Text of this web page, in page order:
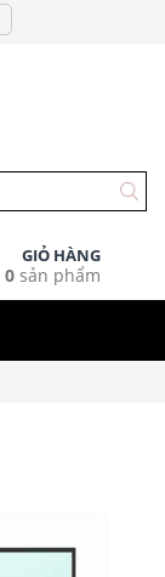
GIỎ HÀNG
0sản phẩm